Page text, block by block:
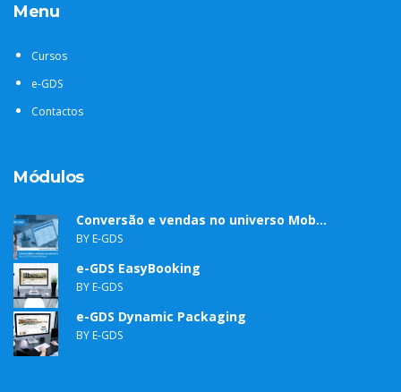
Menu
Cursos
e-GDS
Contactos
Módulos
Conversão e vendas no universo Mob...
BY E-GDS
e-GDS EasyBooking
BY E-GDS
e-GDS Dynamic Packaging
BY E-GDS